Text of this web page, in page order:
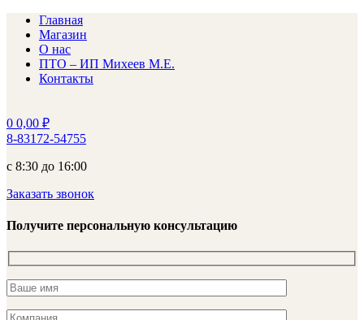
Главная
Магазин
О нас
ПТО – ИП Михеев М.Е.
Контакты
0 0,00 ₽
8-83172-54755
с 8:30 до 16:00
Заказать звонок
Получите персональную консультацию